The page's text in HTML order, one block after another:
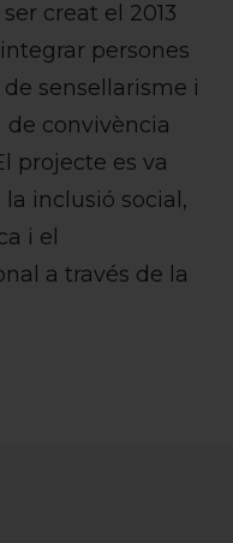
creat el 2013
persones
sensellarisme i
convivència
projecte es va
inclusió social,
i el
a través de la